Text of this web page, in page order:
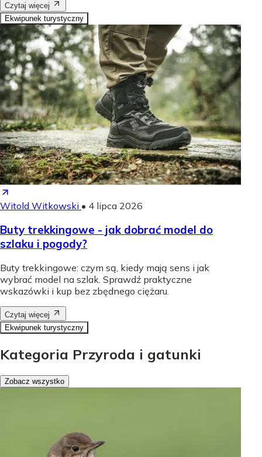
Czytaj więcej
Ekwipunek turystyczny
Witold Witkowski • 4 lipca 2026
Buty trekkingowe - jak dobrać model do
szlaku i pogody?
Buty trekkingowe: czym są, kiedy mają sens i jak
wybrać model na szlak. Sprawdź praktyczne
wskazówki i kup bez zbędnego ciężaru.
Czytaj więcej
Ekwipunek turystyczny
Kategoria Przyroda i gatunki
Zobacz wszystko